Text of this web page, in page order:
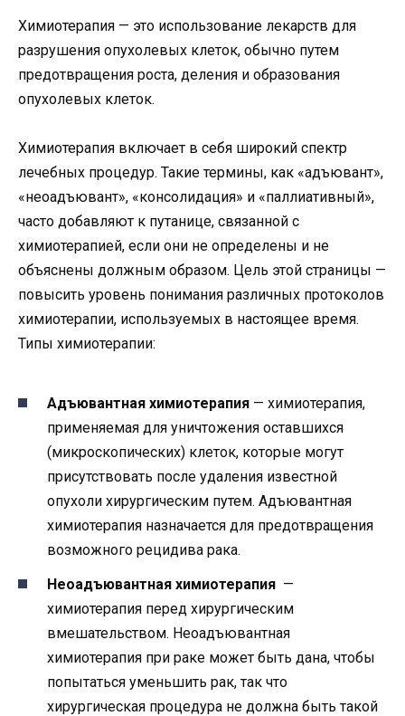
Химиотерапия — это использование лекарств для
разрушения опухолевых клеток, обычно путем
предотвращения роста, деления и образования
опухолевых клеток.
Химиотерапия включает в себя широкий спектр
лечебных процедур. Такие термины, как «адъювант»,
«неоадъювант», «консолидация» и «паллиативный»,
часто добавляют к путанице, связанной с
химиотерапией, если они не определены и не
объяснены должным образом. Цель этой страницы —
повысить уровень понимания различных протоколов
химиотерапии, используемых в настоящее время.
Типы химиотерапии:
Адъювантная химиотерапия — химиотерапия,
применяемая для уничтожения оставшихся
(микроскопических) клеток, которые могут
присутствовать после удаления известной
опухоли хирургическим путем. Адъювантная
химиотерапия назначается для предотвращения
возможного рецидива рака.
Неоадъювантная химиотерапия —
химиотерапия перед хирургическим
вмешательством. Неоадъювантная
химиотерапия при раке может быть дана, чтобы
попытаться уменьшить рак, так что
хирургическая процедура не должна быть такой